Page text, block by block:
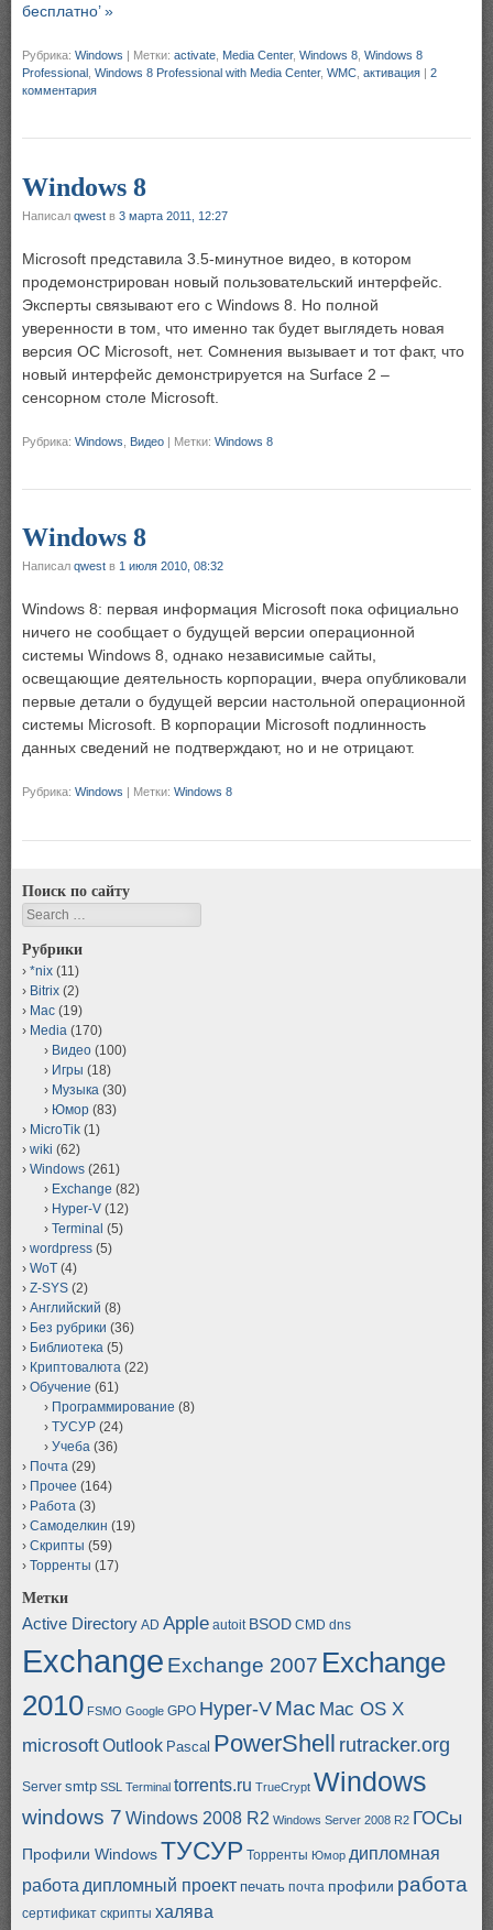
бесплатно’ »
Рубрика: Windows | Метки: activate Media Center, Windows 8 Windows 8
Professional Windows 8 Professional with Media Center, WMC активация | 2
комментария
Windows 8
Написал qwest в 3 марта 2011, 12:27
Microsoft представила 3.5-минутное видео, в котором
продемонстрирован новый пользовательский интерфейс.
Эксперты связывают его с Windows 8. Но полной
уверенности в том, что именно так будет выглядеть новая
версия ОС Microsoft, нет. Сомнения вызывает и тот факт, что
новый интерфейс демонстрируется на Surface 2 –
сенсорном столе Microsoft.
Рубрика: Windows Видео | Метки: Windows 8
Windows 8
Написал qwest в 1 июля 2010, 08:32
Windows 8: первая информация Microsoft пока официально
ничего не сообщает о будущей версии операционной
системы Windows 8, однако независимые сайты,
освещающие деятельность корпорации, вчера опубликовали
первые детали о будущей версии настольной операционной
системы Microsoft. В корпорации Microsoft подлинность
данных сведений не подтверждают, но и не отрицают.
Рубрика: Windows Метки: Windows 8
Поиск по сайту
Search
Рубрики
*nix (11)
Bitrix (2)
Mac (19)
Media (170)
Видео (100)
Игры (18)
Музыка (30)
Юмор (83)
MicroTik (1)
wiki (62)
Windows (261)
Exchange (82)
Hyper-V (12)
Terminal (5)
wordpress (5)
WoT (4)
Z-SYS (2)
Английский (8)
Без рубрики (36)
Библиотека (5)
Криптовалюта (22)
Обучение (61)
Программирование (8)
ТУСУР (24)
Учеба (36)
Почта (29)
Прочее (164)
Работа (3)
Самоделкин (19)
Скрипты (59)
Торренты (17)
Метки
Active Directory AD Apple autoit BSOD CMD dns
Exchange Exchange 2007 Exchange
2010 FSMO Google GPO Hyper-V Mac Mac OS X
microsoftOutlook Pascal PowerShell rutracker.org
Server smtp SSL Terminal torrents.ru TrueCrypt Windows
windows 7 Windows 2008 R2 Windows Server 2008 R2 ГОСы
Профили WindowsТУСУР Торренты Юмор дипломная
работа дипломный проект печать почта профили работа
сертификат скрипты халява